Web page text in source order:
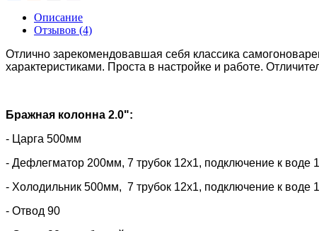
Описание
Отзывов (4)
Отлично зарекомендовавшая себя классика
характеристиками. Проста в настройке и работе.
Бражная колонна 2.0":
- Царга 500мм
- Дефлегматор 200мм, 7 трубок 12х1, подключение к воде
- Холодильник 500мм, 7 трубок 12х1, подключение к воде
- Отвод 90